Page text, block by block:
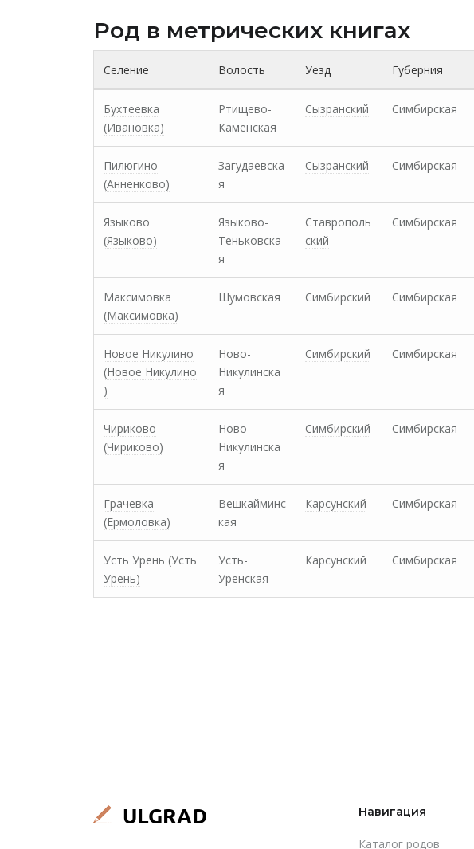
Род в метрических книгах
Селение Волость Уезд Губерния
Бухтеевка
(Ивановка)
Ртищево-
Каменская
Сызранский Симбирская
Пилюгино
(Анненково)
Загудаевска
я
Сызранский Симбирская
Языково
(Языково)
Языково-
Теньковска
я
Ставрополь
ский
Симбирская
Максимовка
(Максимовка)
Шумовская Симбирский Симбирская
Новое Никулино
(Новое Никулино
)
Ново-
Никулинска
я
Симбирский Симбирская
Чириково
(Чириково)
Ново-
Никулинска
я
Симбирский Симбирская
Грачевка
(Ермоловка)
Вешкайминс
кая
Карсунский Симбирская
Усть Урень (Усть
Урень)
Усть-
Уренская
Карсунский Симбирская
Навигация
Каталог родов